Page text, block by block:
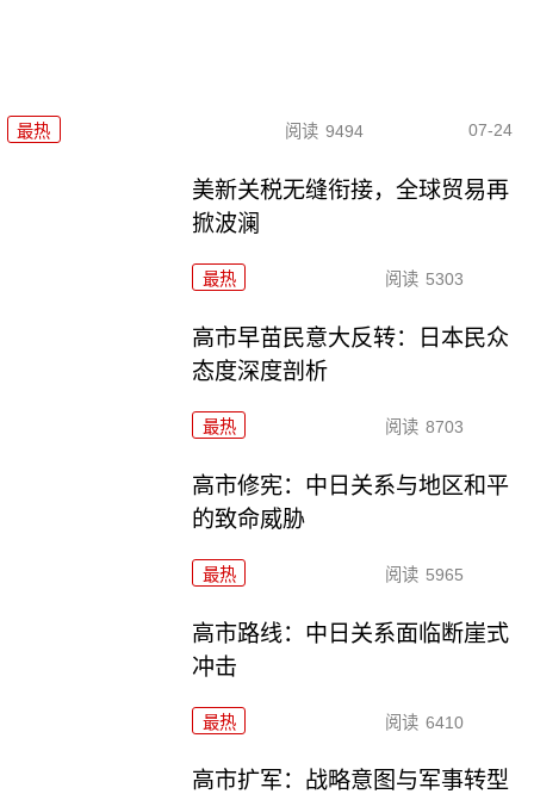
最热 阅读 9494 07-24
美新关税无缝衔接，全球贸易再
掀波澜
最热 阅读 5303
高市早苗民意大反转：日本民众
态度深度剖析
最热 阅读 8703
高市修宪：中日关系与地区和平
的致命威胁
最热 阅读 5965
高市路线：中日关系面临断崖式
冲击
最热 阅读 6410
高市扩军：战略意图与军事转型